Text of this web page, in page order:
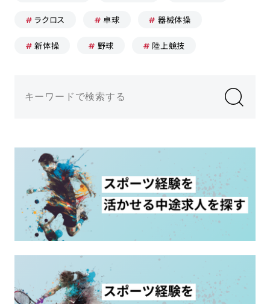
ラクロス 卓球 器械体操
新体操 野球 陸上競技